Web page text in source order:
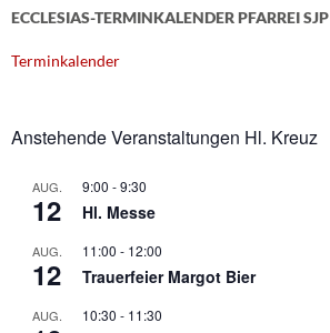
ECCLESIAS-TERMINKALENDER PFARREI SJP
Terminkalender
Anstehende Veranstaltungen Hl. Kreuz
AUG.
12
9:00 -9:30
Hl. Messe
AUG.
12
11:00 - 12:00
Trauerfeier Margot Bier
AUG. 10:30 - 11:30